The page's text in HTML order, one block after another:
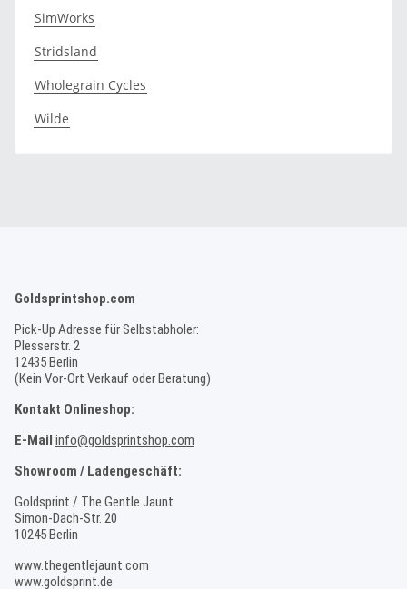
SimWorks
Stridsland
Wholegrain Cycles
Wilde
Goldsprintshop.com
Pick-Up Adresse für Selbstabholer:
Plesserstr. 2
12435 Berlin
(Kein Vor-Ort Verkauf oder Beratung)
Kontakt Onlineshop:
E-Mail info@goldsprintshop.com
Showroom / Ladengeschäft:
Goldsprint / The Gentle Jaunt
Simon-Dach-Str. 20
10245 Berlin
www.thegentlejaunt.com
www.goldsprint.de